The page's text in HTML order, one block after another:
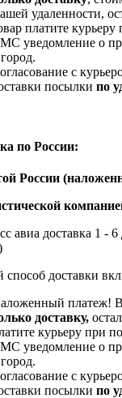
удаленности,
платите
уведомление о
с
посылки по
по России:
России
авиа доставка 1 -
доставки
платеж!
доставку,
курьеру при
уведомление о
с
посылки по